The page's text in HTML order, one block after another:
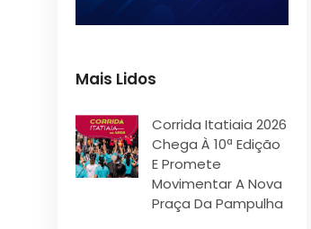
Mais Lidos
Corrida Itatiaia 2026
Chega À 10ª Edição
E Promete
Movimentar A Nova
Praça Da Pampulha